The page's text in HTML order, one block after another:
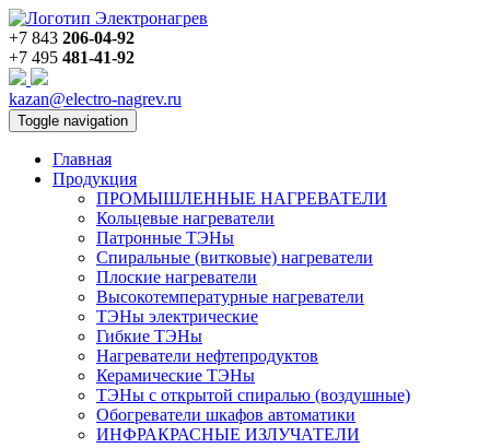
+7 843 206-04-92
+7 495 481-41-92
kazan@electro-nagrev.ru
Toggle navigation
Главная
Продукция
ПРОМЫШЛЕННЫЕ НАГРЕВАТЕЛИ
Кольцевые нагреватели
Патронные ТЭНы
Спиральные (витковые) нагреватели
Плоские нагреватели
Высокотемпературные нагреватели
ТЭНы электрические
Гибкие ТЭНы
Нагреватели нефтепродуктов
Керамические ТЭНы
ТЭНы с открытой спиралью (воздушные)
Обогреватели шкафов автоматики
ИНФРАКРАСНЫЕ ИЗЛУЧАТЕЛИ